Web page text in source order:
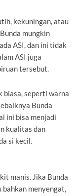
kekuningan, atau
mungkin
ASI, dan ini tidak
ASI juga
tersebut.
biasa, seperti warna
Bunda
ini bisa menjadi
kualitas dan
si kecil.
manis. Jika Bunda
bahkan menyengat,